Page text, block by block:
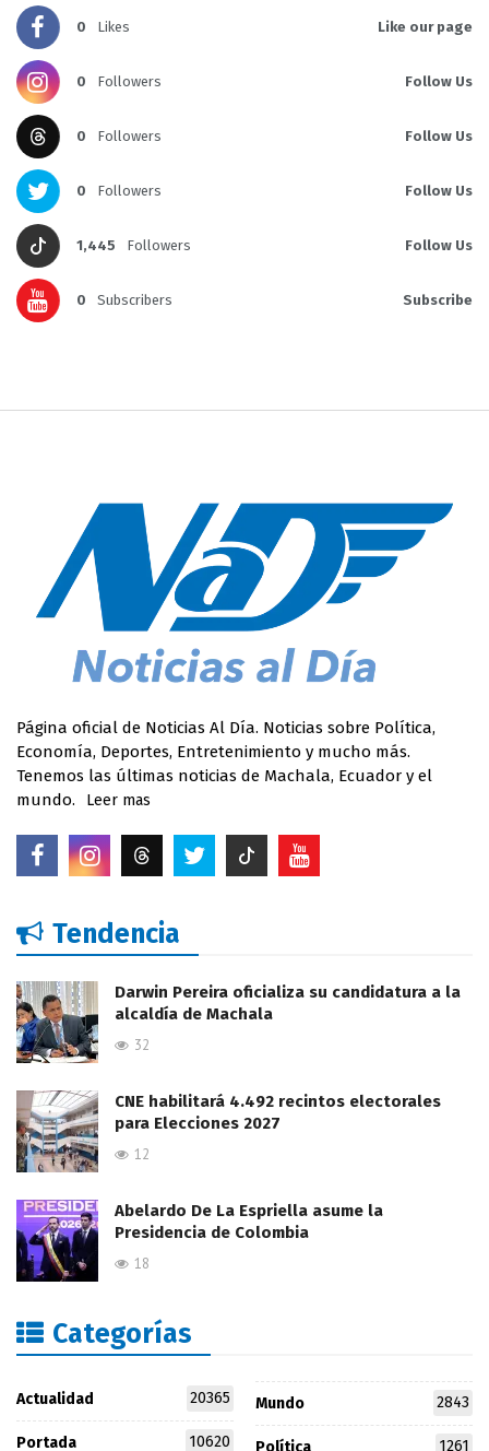
0 Likes Like our page
0 Followers Follow Us
0 Followers Follow Us
0 Followers Follow Us
1,445 Followers Follow Us
0 Subscribers Subscribe
Página oficial de Noticias Al Día. Noticias sobre Política,
Economía, Deportes, Entretenimiento y mucho más.
Tenemos las últimas noticias de Machala, Ecuador y el
mundo.
Leer mas
Tendencia
Darwin Pereira oficializa su candidatura a la
alcaldía de Machala
32
CNE habilitará 4.492 recintos electorales
para Elecciones 2027
12
Abelardo De La Espriella asume la
Presidencia de Colombia
18
Categorías
Actualidad 20365
Portada 10620
Mundo 2843
Política 1261